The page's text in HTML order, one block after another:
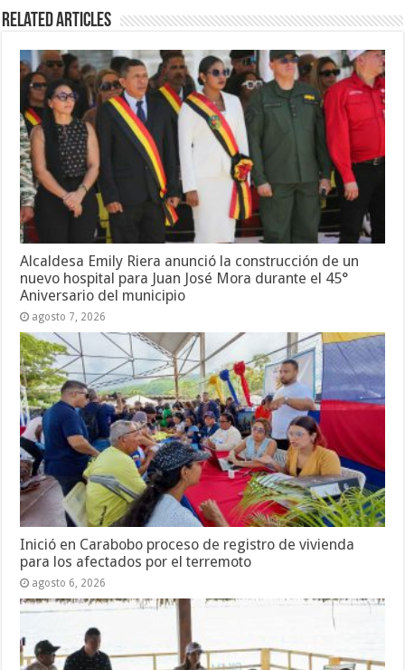
Related Articles
Alcaldesa Emily Riera anunció la construcción de un
nuevo hospital para Juan José Mora durante el 45°
Aniversario del municipio
agosto 7, 2026
Inició en Carabobo proceso de registro de vivienda
para los afectados por el terremoto
agosto 6, 2026